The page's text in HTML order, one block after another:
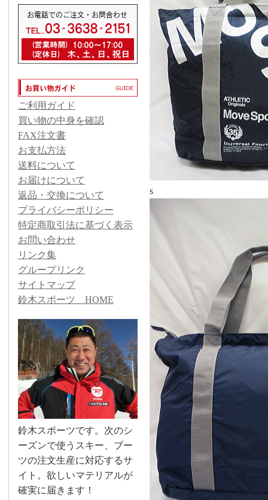
s
ご利用ガイド
買い物の中身を確認
FAX注文書
お支払方法
送料について
お届けについて
返品・交換について
プライバシーポリシー
特定商取引法に基づく表示
お問い合わせ
リンク集
グループリンク
サイトマップ
鈴木スポーツ HOME
鈴木スポーツです。次のシ
ーズンで使うスキー、ブー
ツの注文生産に対応するサ
イト。欲しいマテリアルが
確実に届きます！